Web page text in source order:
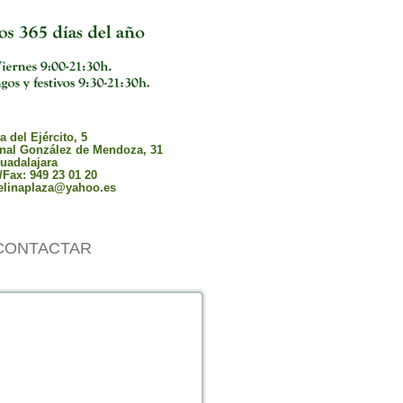
del Ejército, 5
González de Mendoza, 31
949 23 01 20